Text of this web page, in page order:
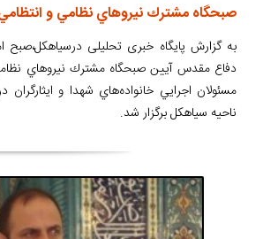
صبحگاه مشترك نيروهاي نظامي و
به گزارش پایگاه خبری تحلیلی درسیاهکل،صبح
دفاع مقدس آيين صبحگاه مشترك نيروهاي
مسئولان اجرايي خانواده‌هاي شهدا و
ناحيه سیاهکل برگزار شد.